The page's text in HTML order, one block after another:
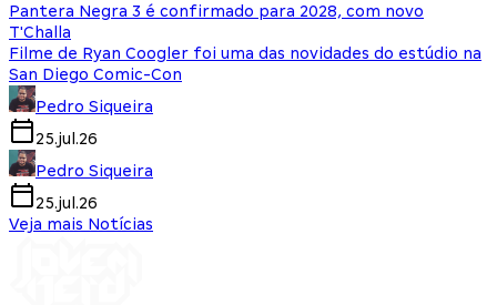
Pantera Negra 3 é confirmado para 2028, com novo
T'Challa
Filme de Ryan Coogler foi uma das novidades do estúdio na
San Diego Comic-Con
Pedro Siqueira
25.jul.26
Pedro Siqueira
25.jul.26
Veja mais Notícias